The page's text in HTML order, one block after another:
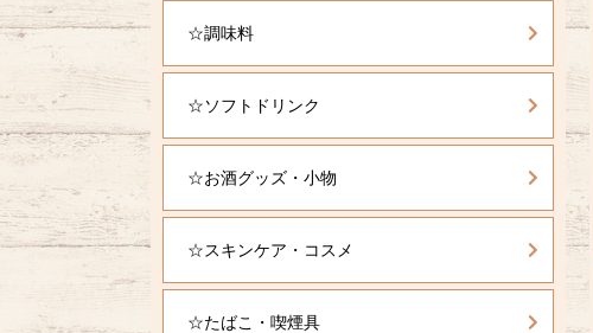
☆調味料
☆ソフトドリンク
☆お酒グッズ・小物
☆スキンケア・コスメ
☆たばこ・喫煙具